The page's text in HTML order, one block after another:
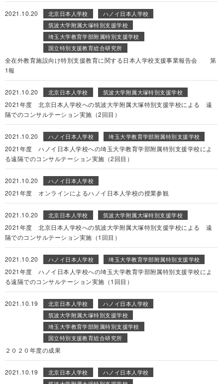
2021.10.20 北京日本人学校
ハノイ日本人学校
筑波大学附属大塚特別支援学校
埼玉大学教育学部附属特別支援学校
国立特別支援教育総合研究所
全在外教育施設向け特別支援教育に関する日本人学校支援事業報告会 第
1報
2021.10.20 北京日本人学校 筑波大学附属大塚特別支援学校
2021年度 北京日本人学校への筑波大学附属大塚特別支援学校による 遠
隔でのコンサルテーション実施（2回目）
2021.10.20 ハノイ日本人学校 埼玉大学教育学部附属特別支援学校
2021年度 ハノイ日本人学校への埼玉大学教育学部附属特別支援学校によ
る遠隔でのコンサルテーション実施（2回目）
2021.10.20 ハノイ日本人学校
2021年度 オンラインによるハノイ日本人学校の授業参観
2021.10.20 北京日本人学校 筑波大学附属大塚特別支援学校
2021年度 北京日本人学校への筑波大学附属大塚特別支援学校による 遠
隔でのコンサルテーション実施（1回目）
2021.10.20 ハノイ日本人学校 埼玉大学教育学部附属特別支援学校
2021年度 ハノイ日本人学校への埼玉大学教育学部附属特別支援学校によ
る遠隔でのコンサルテーション実施（1回目）
2021.10.19 北京日本人学校
ハノイ日本人学校
筑波大学附属大塚特別支援学校
埼玉大学教育学部附属特別支援学校
国立特別支援教育総合研究所
２０２０年度の成果
2021.10.19 北京日本人学校
ハノイ日本人学校